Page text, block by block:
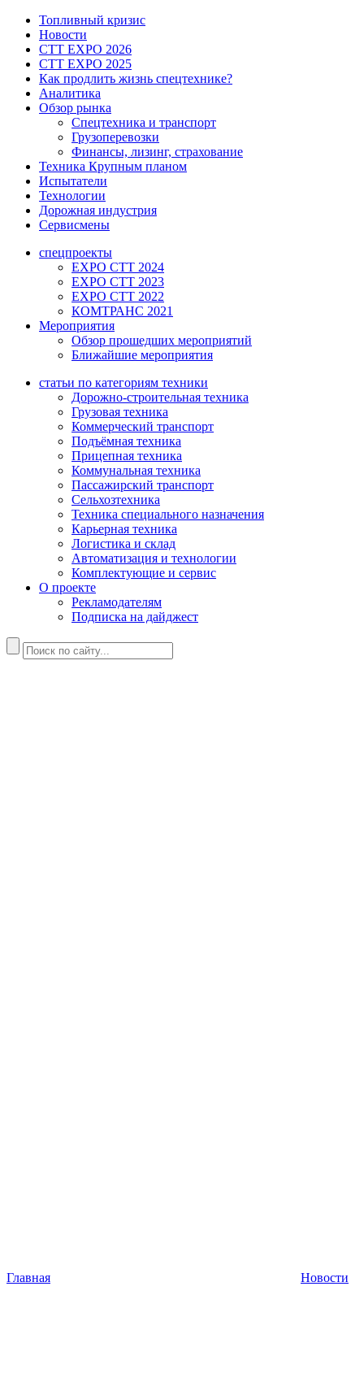
Топливный кризис
Новости
CTT EXPO 2026
CTT EXPO 2025
Как продлить жизнь спецтехнике?
Аналитика
Обзор рынка
Спецтехника и транспорт
Грузоперевозки
Финансы, лизинг, страхование
Техника Крупным планом
Испытатели
Технологии
Дорожная индустрия
Сервисмены
спецпроекты
EXPO CTT 2024
EXPO CTT 2023
EXPO CTT 2022
КОМТРАНС 2021
Мероприятия
Обзор прошедших мероприятий
Ближайшие мероприятия
статьи по категориям техники
Дорожно-строительная техника
Грузовая техника
Коммерческий транспорт
Подъёмная техника
Прицепная техника
Коммунальная техника
Пассажирский транспорт
Сельхозтехника
Техника специального назначения
Карьерная техника
Логистика и склад
Автоматизация и технологии
Комплектующие и сервис
О проекте
Рекламодателям
Подписка на дайджест
Главная Новости